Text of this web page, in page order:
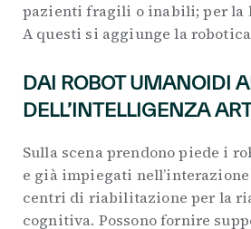
pazienti fragili o inabili; per la
A questi si aggiunge la
DAI ROBOT UMANOIDI
DELL’INTELLIGENZA
Sulla scena prendono piede i
e già impiegati
centri di riabilitazione per la
cognitiva. Possono fornire